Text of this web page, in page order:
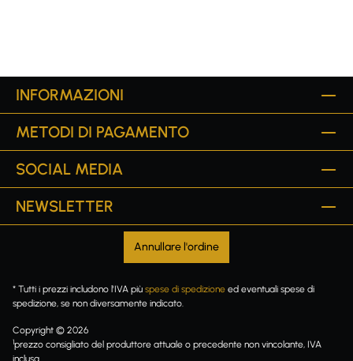
INFORMAZIONI
METODI DI PAGAMENTO
SOCIAL MEDIA
NEWSLETTER
Annullare l'ordine
* Tutti i prezzi includono l'IVA più spese di spedizione ed eventuali spese di
spedizione, se non diversamente indicato.
Copyright © 2026
1prezzo consigliato del produttore attuale o precedente non vincolante, IVA
inclusa.